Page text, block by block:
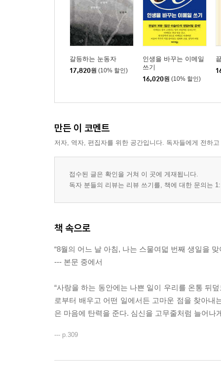
5장 : 에필로그
내일의 침실 (303p)
금정연 추천사 - 매일매일의 이슬아 (312p)
갈등하는 눈동자
17,820원 (10% 할인)
인생을 바꾸는 이메일
쓰기
16,020원 (10% 할인)
만든 이 코멘트
저자, 역자, 편집자를 위한 공간입니다. 독자들에게 전하
접수된 글은 확인을 거쳐 이 곳에 게재됩니다.
독자 분들의 리뷰는 리뷰 쓰기를, 책에 대한 문의는
책 속으로
“8월의 어느 날 아침, 나는 스물여덟 번째 생일을
--- 본문 중에서
“사랑을 하는 동안에는 나쁜 일이 우리를 온통 뒤
로부터 배우고 어떤 일에서든 고마운 점을 찾아
은 마음에 탄력을 준다. 심신을 고무줄처럼 늘어나
--- p.309